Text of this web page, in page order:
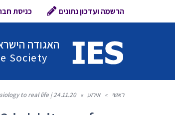
הרשמה ועדכון נתונים כניסת
האגודה
Society
ראשי » אירוע »
to real life | 24.11.20